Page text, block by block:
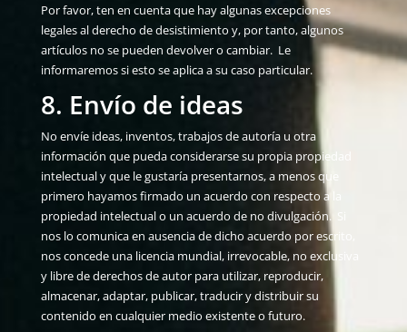
Por favor, ten en cuenta que hay algunas excepciones
legales al derecho de desistimiento y, por tanto, algunos
artículos no se pueden devolver o cambiar. Le
informaremos si esto se aplica a su caso particular.
8. Envío de ideas
No envíe ideas, inventos, trabajos de autoría u otra
información que pueda considerarse su propia propiedad
intelectual y que le gustaría presentarnos, a menos que
primero hayamos firmado un acuerdo con respecto a la
propiedad intelectual o un acuerdo de no divulgación. Si
nos lo comunica en ausencia de dicho acuerdo por escrito,
nos concede una licencia mundial, irrevocable, no exclusiva
y libre de derechos de autor para utilizar, reproducir,
almacenar, adaptar, publicar, traducir y distribuir su
contenido en cualquier medio existente o futuro.